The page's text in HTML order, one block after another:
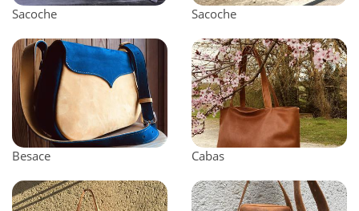
Sacoche Sacoche
Besace Cabas